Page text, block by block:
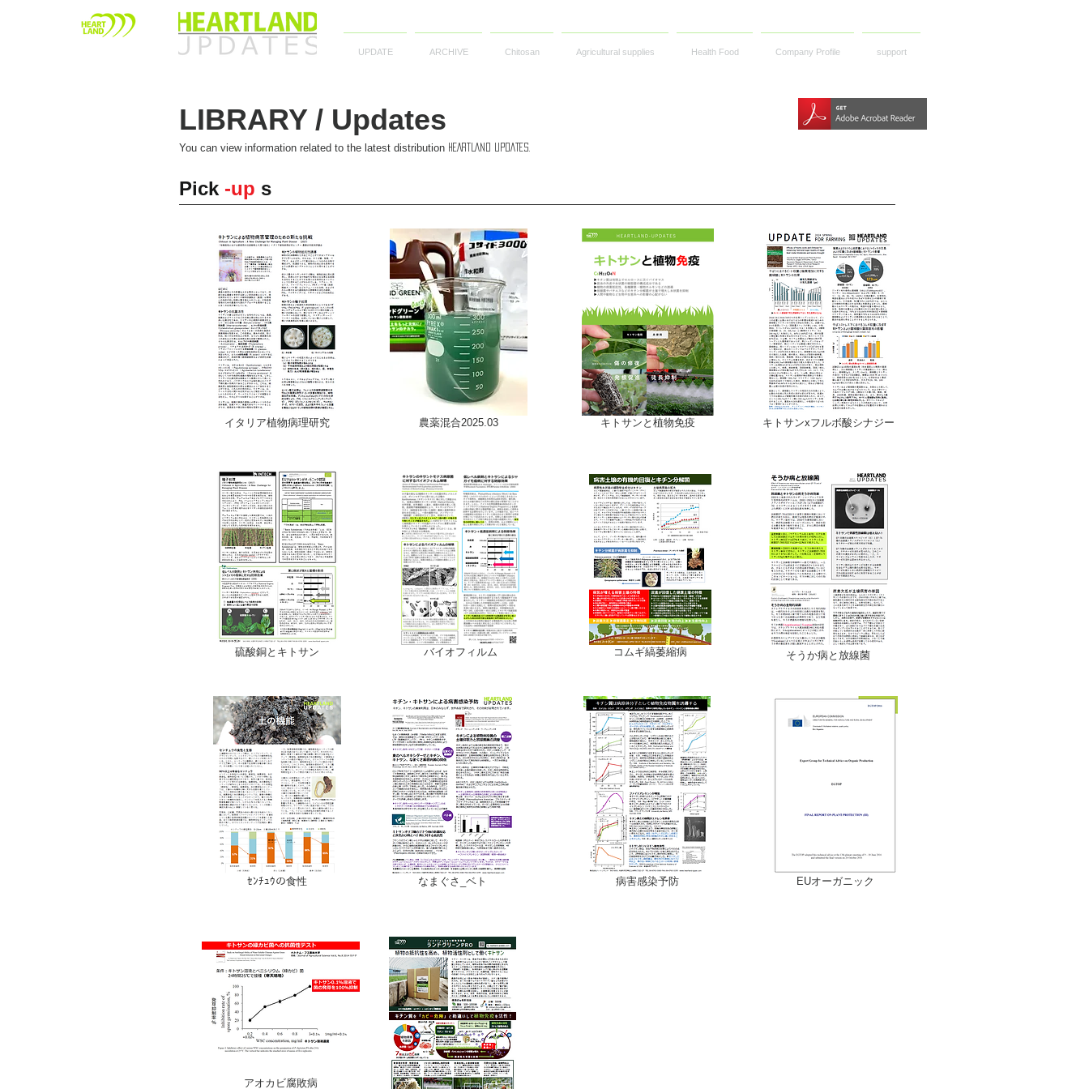
UPDATE ARCHIVE Chitosan Agricultural supplies Health Food Company Profile support
LIBRARY / Updates
You can view information related to the latest distribution HEARTLAND UPDATES.
Pick -up s
イタリア植物病理研究 農薬混合2025.03 キトサンと植物免疫 キトサンxフルボ酸シナジー
硫酸銅とキトサン バイオフィルム コムギ縞萎縮病 そうか病と放線菌
ｾﾝﾁｭｳの食性 なまぐさ_ベト 病害感染予防 EUオーガニック
アオカビ腐敗病